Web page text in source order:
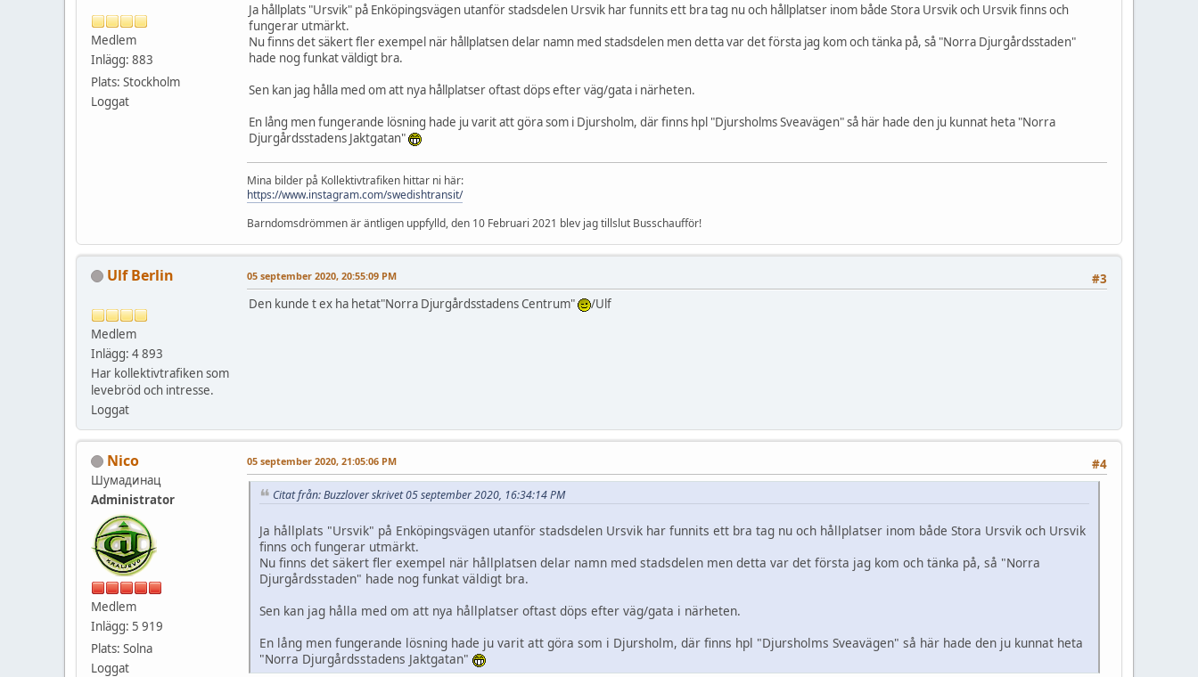
Medlem
Inlägg: 883
Plats: Stockholm
Loggat
Ja hållplats "Ursvik" på Enköpingsvägen utanför stadsdelen Ursvik har funnits ett bra tag nu och hållplatser inom både Stora Ursvik och Ursvik finns och
fungerar utmärkt.
Nu finns det säkert fler exempel när hållplatsen delar namn med stadsdelen men detta var det första jag kom och tänka på, så "Norra Djurgårdsstaden"
hade nog funkat väldigt bra.
Sen kan jag hålla med om att nya hållplatser oftast döps efter väg/gata i närheten.
En lång men fungerande lösning hade ju varit att göra som i Djursholm, där finns hpl "Djursholms Sveavägen" så här hade den ju kunnat heta "Norra
Djurgårdsstadens Jaktgatan"
Mina bilder på Kollektivtrafiken hittar ni här:
https://www.instagram.com/swedishtransit/
Barndomsdrömmen är äntligen uppfylld, den 10 Februari 2021 blev jag tillslut Busschaufför!
Ulf Berlin
Medlem
Inlägg: 4 893
Har kollektivtrafiken som
levebröd och intresse.
Loggat
#3
05 september 2020, 20:55:09 PM
Den kunde t ex ha hetat"Norra Djurgårdsstadens Centrum" /Ulf
Nico
Шумадинац
Administrator
Medlem
Inlägg: 5 919
Plats: Solna
Loggat
#4
05 september 2020, 21:05:06 PM
Citat från: Buzzlover skrivet 05 september 2020, 16:34:14 PM
Ja hållplats "Ursvik" på Enköpingsvägen utanför stadsdelen Ursvik har funnits ett bra tag nu och hållplatser inom både Stora Ursvik och Ursvik
finns och fungerar utmärkt.
Nu finns det säkert fler exempel när hållplatsen delar namn med stadsdelen men detta var det första jag kom och tänka på, så "Norra
Djurgårdsstaden" hade nog funkat väldigt bra.
Sen kan jag hålla med om att nya hållplatser oftast döps efter väg/gata i närheten.
En lång men fungerande lösning hade ju varit att göra som i Djursholm, där finns hpl "Djursholms Sveavägen" så här hade den ju kunnat heta
"Norra Djurgårdsstadens Jaktgatan"